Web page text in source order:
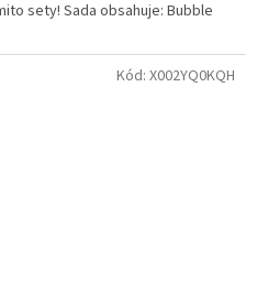
sety! Sada obsahuje: Bubble
Kód: X002YQ0KQH